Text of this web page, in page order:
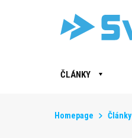
ČLÁNKY
Homepage Články